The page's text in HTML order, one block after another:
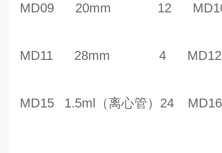
MD09 20mm 12
MD11 28mm 4
MD15 1.5ml （离心管） 24